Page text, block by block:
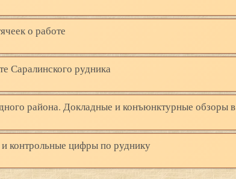
о работе
Саралинского рудника
района. Докладные и конъюнктурные обзоры в
контрольные цифры по руднику